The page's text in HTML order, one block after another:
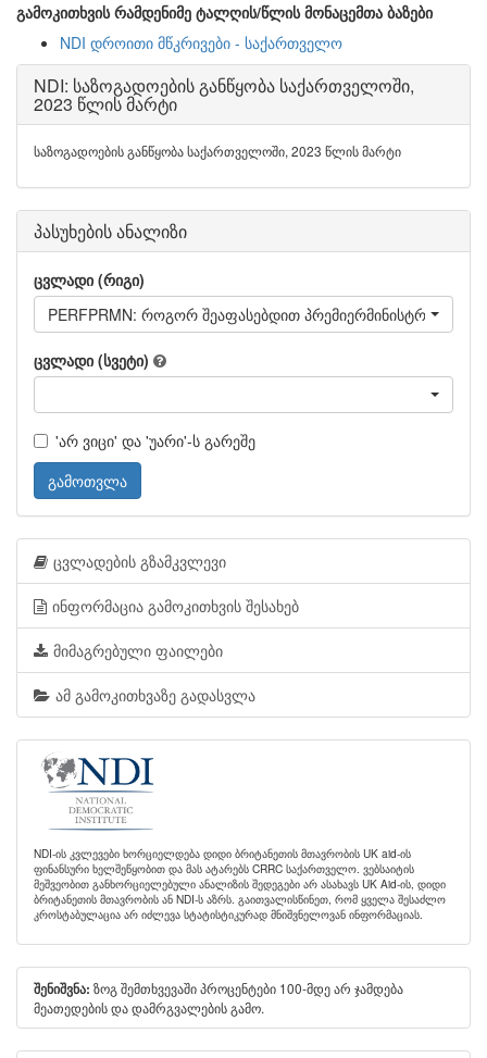
გამოკითხვის რამდენიმე ტალღის/წლის მონაცემთა ბაზები
NDI დროითი მწკრივები - საქართველო
NDI: საზოგადოების განწყობა საქართველოში,
2023 წლის მარტი
საზოგადოების განწყობა საქართველოში, 2023 წლის მარტი
პასუხების ანალიზი
ცვლადი (რიგი)
PERFPRMN: როგორ შეაფასებდით პრემიერმინისტრ
ცვლადი (სვეტი)
'არ ვიცი' და 'უარი'-ს გარეშე
გამოთვლა
ცვლადების გზამკვლევი
ინფორმაცია გამოკითხვის შესახებ
მიმაგრებული ფაილები
ამ გამოკითხვაზე გადასვლა
NDI-ის კვლევები ხორციელდება დიდი ბრიტანეთის მთავრობის UK aid-ის
ფინანსური ხელშეწყობით და მას ატარებს CRRC საქართველო. ვებსაიტის
მეშვეობით განხორციელებული ანალიზის შედეგები არ ასახავს UK Aid-ის, დიდი
ბრიტანეთის მთავრობის ან NDI-ს აზრს. გაითვალისწინეთ, რომ ყველა შესაძლო
კროსტაბულაცია არ იძლევა სტატისტიკურად მნიშვნელოვან ინფორმაციას.
შენიშვნა: ზოგ შემთხვევაში პროცენტები 100-მდე არ ჯამდება
მეათედების და დამრგვალების გამო.